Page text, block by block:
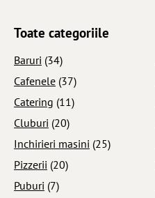
Toate categoriile
Baruri (34)
Cafenele (37)
Catering (11)
Cluburi (20)
Inchirieri masini (25)
Pizzerii (20)
Puburi (7)